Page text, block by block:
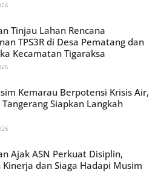
Tinjau Lahan Rencana
TPS3R di Desa Pematang dan
Kecamatan Tigaraksa
Kemarau Berpotensi Krisis Air,
Tangerang Siapkan Langkah
Ajak ASN Perkuat Disiplin,
dan Siaga Hadapi Musim